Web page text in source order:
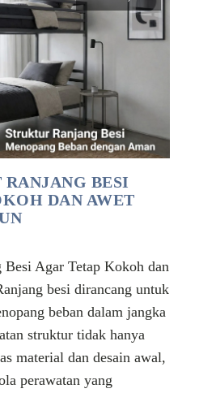
RANJANG BESI
DAN AWET
Agar Tetap Kokoh dan
besi dirancang untuk
beban dalam jangka
struktur tidak hanya
material dan desain awal,
perawatan yang